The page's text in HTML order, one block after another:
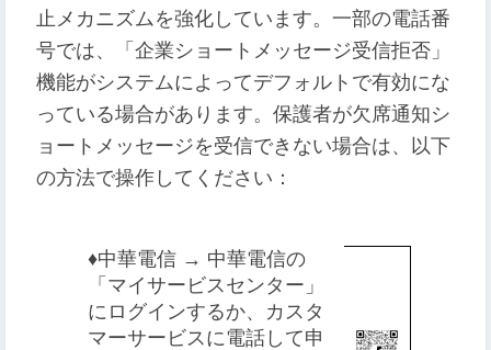
止メカニズムを強化しています。一部の電話番
号では、「企業ショートメッセージ受信拒否」
機能がシステムによってデフォルトで有効にな
っている場合があります。保護者が欠席通知シ
ョートメッセージを受信できない場合は、以下
の方法で操作してください：
♦️中華電信 → 中華電信の
「マイサービスセンター」
にログインするか、カスタ
マーサービスに電話して申